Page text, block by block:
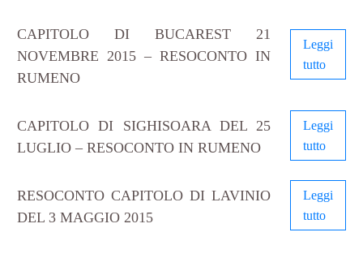
CAPITOLO DI BUCAREST 21
NOVEMBRE 2015 – RESOCONTO IN
RUMENO
Leggi
tutto
CAPITOLO DI SIGHISOARA DEL 25
LUGLIO – RESOCONTO IN RUMENO
Leggi
tutto
RESOCONTO CAPITOLO DI LAVINIO
DEL 3 MAGGIO 2015
Leggi
tutto